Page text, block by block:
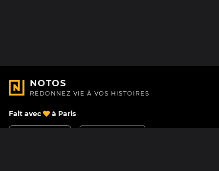
NOTOS
REDONNEZ VIE À VOS HISTOIRES
Fait avec à Paris